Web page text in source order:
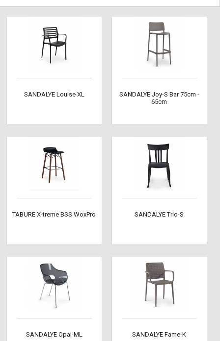
SANDALYE Louise XL
SANDALYE Joy-S Bar 75cm -
65cm
TABURE X-treme BSS WoxPro SANDALYE Trio-S
SANDALYE Opal-ML SANDALYE Fame-K